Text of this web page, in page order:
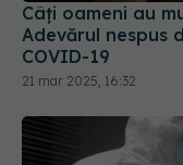
Câți oameni au
Adevărul nespus
COVID-19
21 mar 2025, 16:32